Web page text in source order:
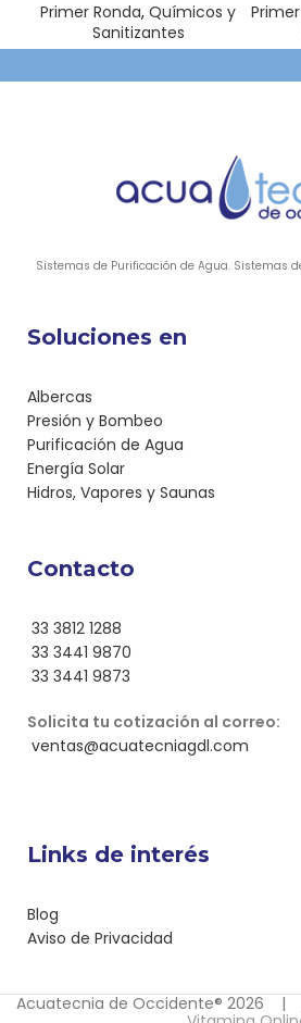
Primer Ronda, Químicos y
Sanitizantes
Sistemas de Purificación de Agua. Sistemas
Soluciones en
Albercas
Presión y Bombeo
Purificación de Agua
Energía Solar
Hidros, Vapores y Saunas
Contacto
33 3812 1288
33 3441 9870
33 3441 9873
Solicita tu cotización al correo:
ventas@acuatecniagdl.com
Links de interés
Blog
Aviso de Privacidad
Acuatecnia de Occidente® 2026 |